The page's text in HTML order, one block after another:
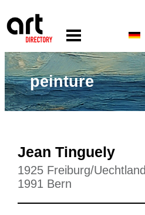
peinture
Jean Tinguely
1925 Freiburg/Uechtland
1991 Bern